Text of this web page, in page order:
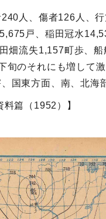
人、傷者126人、
戸、稲田冠水
畑流失1,157町歩、
旬のそれにも増して
国東方面、南、北海
料篇（1952）】